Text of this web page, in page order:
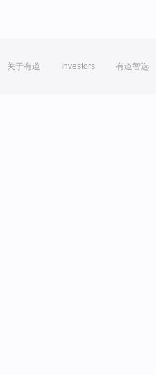
关于有道 Investors 有道智选